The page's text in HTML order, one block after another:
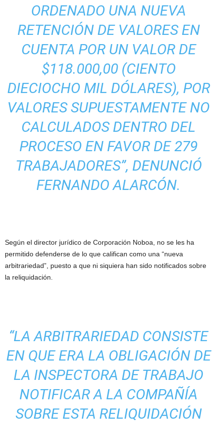
ORDENADO UNA NUEVA
RETENCIÓN DE VALORES EN
CUENTA POR UN VALOR DE
$118.000,00 (CIENTO
DIECIOCHO MIL DÓLARES), POR
VALORES SUPUESTAMENTE NO
CALCULADOS DENTRO DEL
PROCESO EN FAVOR DE 279
TRABAJADORES”, DENUNCIÓ
FERNANDO ALARCÓN.
Según el director jurídico de Corporación Noboa, no se les ha
permitido defenderse de lo que califican como una “nueva
arbitrariedad”, puesto a que ni siquiera han sido notificados sobre
la reliquidación.
“LA ARBITRARIEDAD CONSISTE
EN QUE ERA LA OBLIGACIÓN DE
LA INSPECTORA DE TRABAJO
NOTIFICAR A LA COMPAÑÍA
SOBRE ESTA RELIQUIDACIÓN